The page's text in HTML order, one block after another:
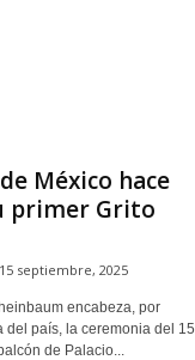
México hace
primer Grito
15 septiembre, 2025
encabeza, por
del país, la ceremonia del 15
de Palacio...